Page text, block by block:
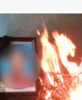
bức xúc trong dư
Tất Thành
sinh Chu Ngọc
này từng giành
tháng 1, quý I,
dục, học sinh